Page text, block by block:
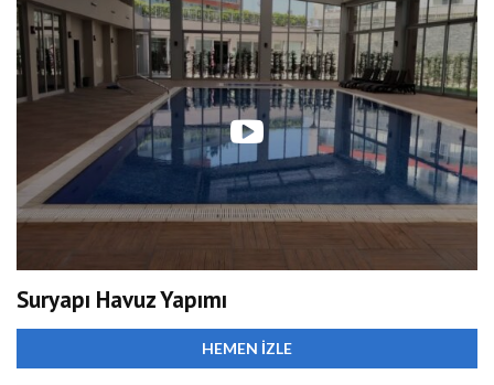
Suryapı Havuz Yapımı
HEMEN İZLE